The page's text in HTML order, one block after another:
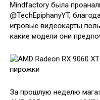
Mindfactory была
@TechEpiphanyYT,
игровые видеокарты
какие модели они
За прошлую неделю